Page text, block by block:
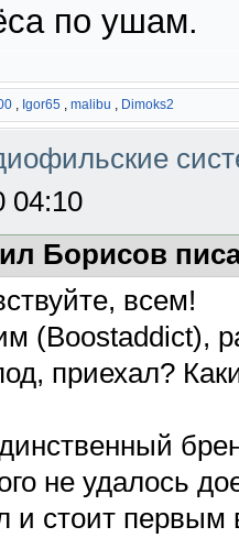
по ушам.
, Igor65 , malibu , Dimoks2
04:10
Борисов
всем!
(Boostaddict),
приехал?
не удалось
и стоит первым